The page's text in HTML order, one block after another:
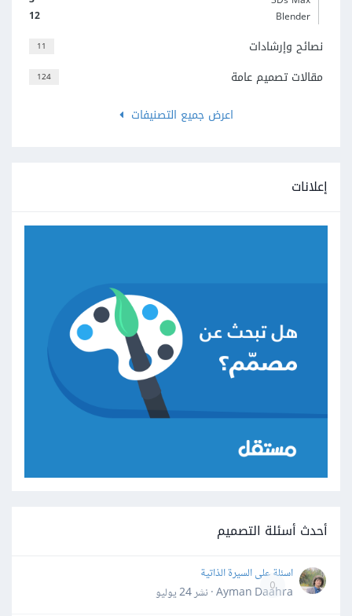
12
Blender
11 نصائح وإرشادات
124
مقالات تصميم عامة
اعرض جميع التصنيفات
إعلانات
أحدث أسئلة التصميم
0
اسئلة على السيرة الذاتية
Ayman Daahra · نشر
24 يوليو